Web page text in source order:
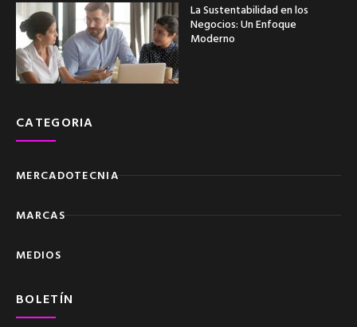
La Sustentabilidad en los
Negocios: Un Enfoque
Moderno
CATEGORIA
MERCADOTECNIA
MARCAS
MEDIOS
BOLETÍN